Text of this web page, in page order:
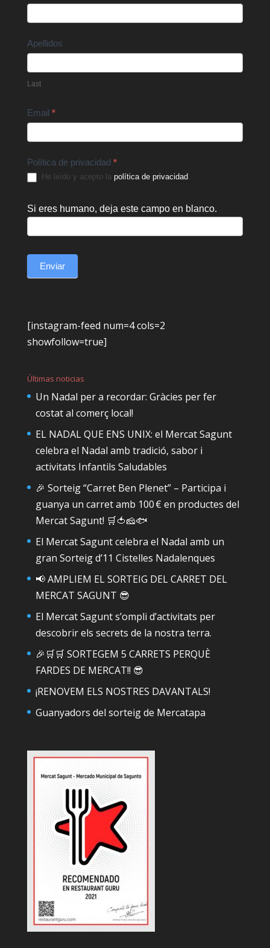
Apellidos
Last
Email *
Política de privacidad *
He leído y acepto la política de privacidad.
Si eres humano, deja este campo en blanco.
Enviar
[instagram-feed num=4 cols=2
showfollow=true]
Últimas noticias
Un Nadal per a recordar: Gràcies per fer
costat al comerç local!
EL NADAL QUE ENS UNIX: el Mercat Sagunt
celebra el Nadal amb tradició, sabor i
activitats Infantils Saludables
🎉 Sorteig “Carret Ben Plenet” – Participa i
guanya un carret amb 100 € en productes del
Mercat Sagunt! 🛒🍅🧀🐟
El Mercat Sagunt celebra el Nadal amb un
gran Sorteig d’11 Cistelles Nadalenques
📢 AMPLIEM EL SORTEIG DEL CARRET DEL
MERCAT SAGUNT 😎
El Mercat Sagunt s’ompli d’activitats per
descobrir els secrets de la nostra terra.
🎉🛒🛒 SORTEGEM 5 CARRETS PERQUÈ
FARDES DE MERCAT!! 😎
¡RENOVEM ELS NOSTRES DAVANTALS!
Guanyadors del sorteig de Mercatapa